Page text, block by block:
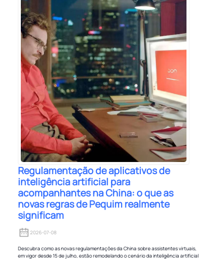
Regulamentação de aplicativos de
inteligência artificial para
acompanhantes na China: o que as
novas regras de Pequim realmente
significam
2026-07-08
Descubra como as novas regulamentações da China sobre assistentes virtuais,
em vigor desde 15 de julho, estão remodelando o cenário da inteligência artificial